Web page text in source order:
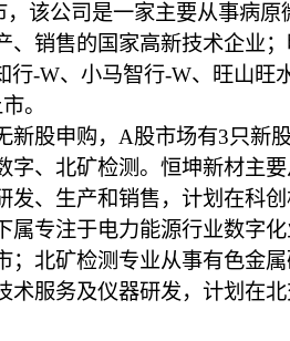
该公司是一家主要从事病原
、销售的国家高新技术企业
行-W、小马智行-W、旺山旺
。
股申购，A股市场有3只新
字、北矿检测。恒坤新材主
发、生产和销售，计划在科
属专注于电力能源行业数字
；北矿检测专业从事有色金
术服务及仪器研发，计划在